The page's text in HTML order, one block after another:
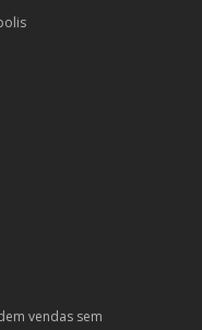
vendas sem